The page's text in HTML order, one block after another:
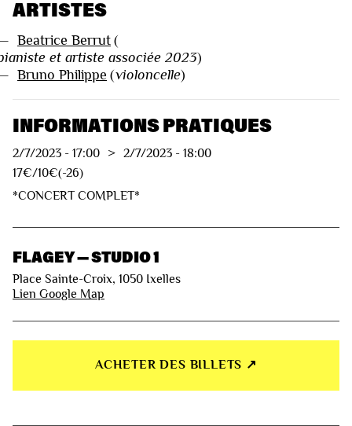
ARTISTES
Beatrice Berrut (
et artiste associée 2023)
Bruno Philippe (violoncelle)
INFORMATIONS PRATIQUES
2/7/2023 - 17:00 > 2/7/2023 - 18:00
17€/10€(-26)
*CONCERT COMPLET*
FLAGEY — STUDIO 1
Place Sainte-Croix, 1050 Ixelles
Lien Google Map
ACHETER DES BILLETS ↗︎